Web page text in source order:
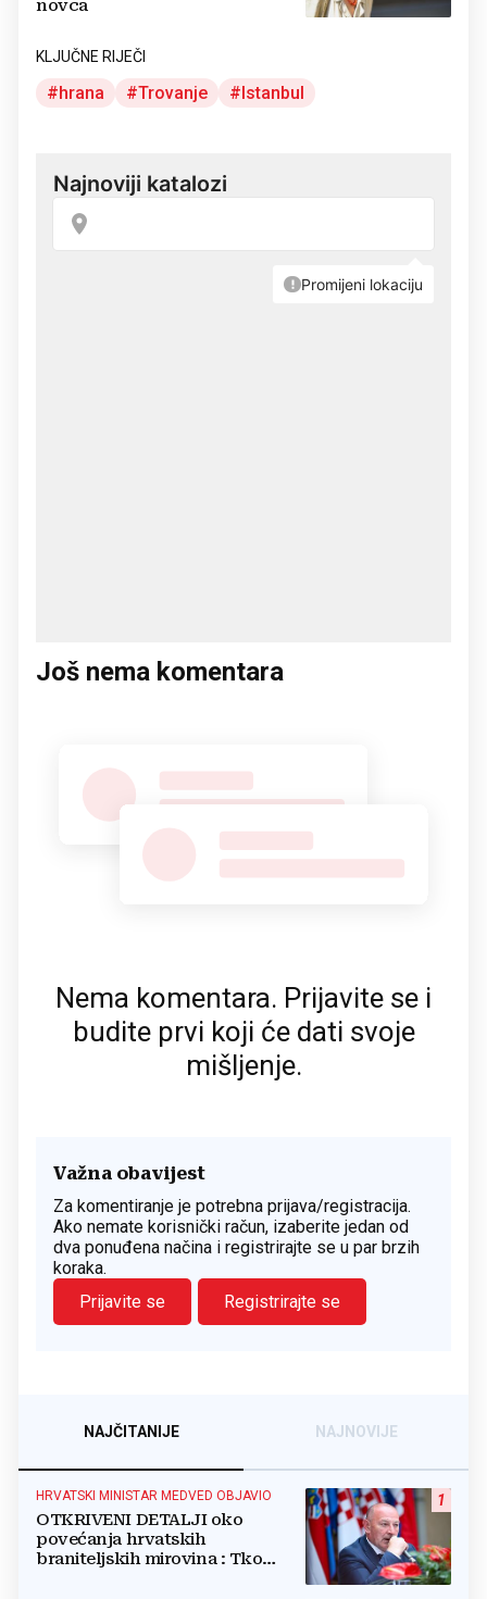
novca
KLJUČNE RIJEČI
hrana Trovanje Istanbul
Još nema komentara
Nema komentara. Prijavite se i
budite prvi koji će dati svoje
mišljenje.
Važna obavijest
Za komentiranje je potrebna prijava/registracija.
Ako nemate korisnički račun, izaberite jedan od
dva ponuđena načina i registrirajte se u par brzih
koraka.
Prijavite se
Registrirajte se
NAJČITANIJE NAJNOVIJE
1
HRVATSKI MINISTAR MEDVED OBJAVIO
OTKRIVENI DETALJI oko
povećanja hrvatskih
braniteljskih mirovina : Tko